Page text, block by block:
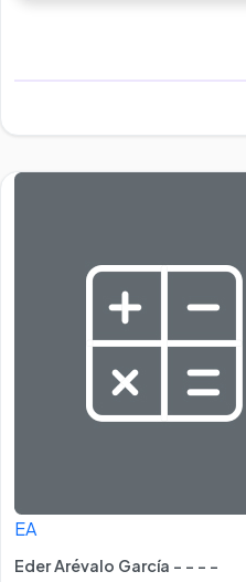
EA
Eder Arévalo García - - - -